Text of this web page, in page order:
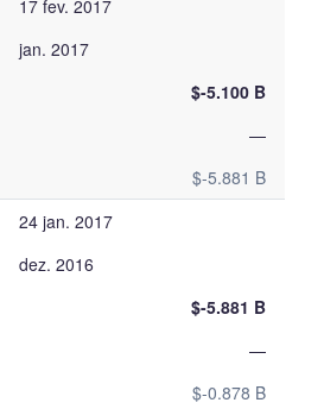
17 fev. 2017
jan. 2017
$-5.100 B
—
$-5.881 B
24 jan. 2017
dez. 2016
$-5.881 B
—
$-0.878 B